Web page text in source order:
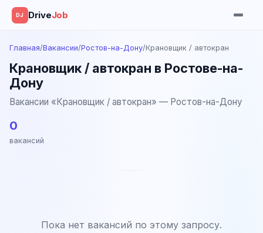
DJ DriveJob
Главная/Вакансии/Ростов-на-Дону/Крановщик / автокран
Крановщик / автокран в Ростове-на-
Дону
Вакансии «Крановщик / автокран» — Ростов-на-Дону
0
вакансий
Пока нет вакансий по этому запросу.